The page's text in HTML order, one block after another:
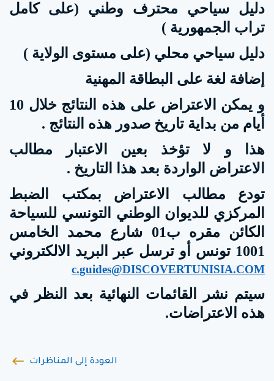
دليل سياحي محترف وطني (على كامل
تراب الجمهورية )
دليل سياحي محلي (على مستوى الولاية )
إضافة لغة على البطاقة المهنية
و يمكن الاعتراض على هذه النتائج خلال 10
أيام من بداية تاريخ صدور هذه النتائج .
هذا و لا تؤخذ بعين الاعتبار مطالب
الاعتراض الواردة بعد هذا التاريخ .
تودع مطالب الاعتراض بمكتب الضبط
المركزي للديوان الوطني التونسي للسياحة
الكائن مقره ب01 شارع محمد الخامس
1001 تونس أو ترسل عبر البريد الالكتروني
c.guides@DISCOVERTUNISIA.COM
سيتم نشر القائمات النهائية بعد النظر في
هذه الاعتراضات.
العودة إلى المناظرات